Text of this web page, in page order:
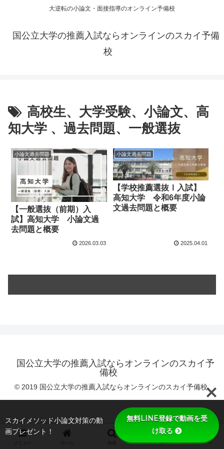
大逆転の小論文・面接指導のオンライン予備校
国公立大学の推薦入試ならオンラインのスカイ予備
校
高校生、大学受験、小論文、高
知大学 、過去問題、一般選抜
小論文過去問題
【一般選抜（前期）入
試】高知大学 小論文過
去問題と概要
2026.03.03
小論文過去問題
【学校推薦選抜Ⅰ入試】
高知大学 令和6年度小論
文過去問題と概要
2025.04.01
国公立大学の推薦入試ならオンラインのスカイ予
備校
© 2019 国公立大学の推薦入試ならオンラインのスカイ予備校.
トップ サイドバー
スカイメソッド小論文対策の動
画プレゼント！
無料LINE登録で動画を受
け取る